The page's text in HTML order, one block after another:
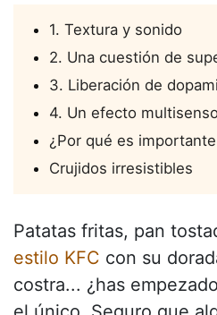
1. Textura y sonido
2. Una cuestión de
3. Liberación de
4. Un efecto
¿Por qué es
Crujidos irresistibles
Patatas fritas, pan
estilo KFC con su
costra... ¿has